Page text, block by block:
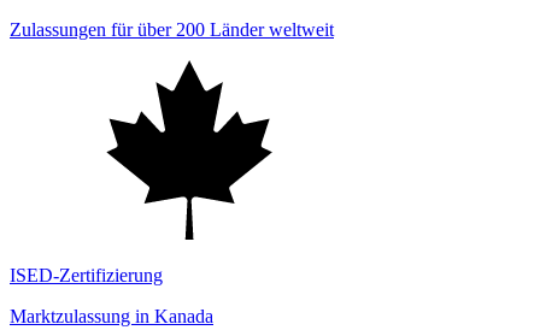
Zulassungen für über 200 Länder weltweit
ISED-Zertifizierung
Marktzulassung in Kanada